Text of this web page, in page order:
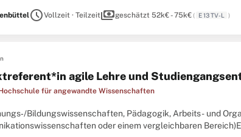
scheduleVollzeit · Teilzeitpaymentsgeschätzt 52k€ - 75k€( E 13 TV-L )
agile Lehre und
für angewandte Wissenschaften
Bildungswissenschaften, Pädagogik, Arbeits- und
oder einem vergleichbaren